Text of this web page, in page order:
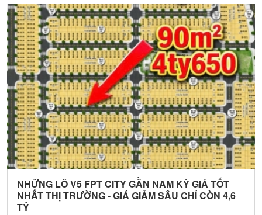
NHỮNG LÔ V5 FPT CITY GẦN NAM KỲ GIÁ TỐT
NHẤT THỊ TRƯỜNG - GIÁ GIẢM SÂU CHỈ CÒN 4,6
TỶ